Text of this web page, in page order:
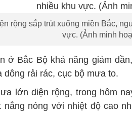
rộng sắp trút xuống miền Bắc,
vực. (Ảnh minh
ở Bắc Bộ khả năng giảm
dông rải rác, cục bộ mưa to.
lớn diện rộng, trong hôm
nắng nóng với nhiệt độ cao